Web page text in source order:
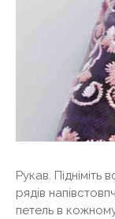
Рукав. Підніміть
рядів
петель в